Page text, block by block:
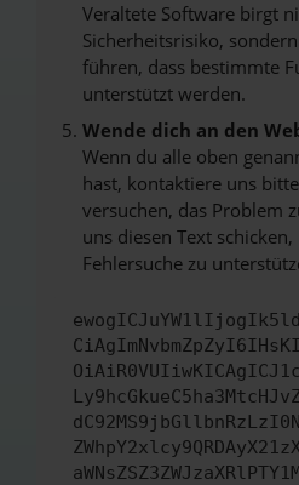
Veraltete Software birgt
Sicherheitsrisiko,
führen, dass bestimmte
unterstützt werden.
Wende dich an den
Wenn du alle oben
hast, kontaktiere uns
versuchen, das Problem
uns diesen Text
Fehlersuche zu